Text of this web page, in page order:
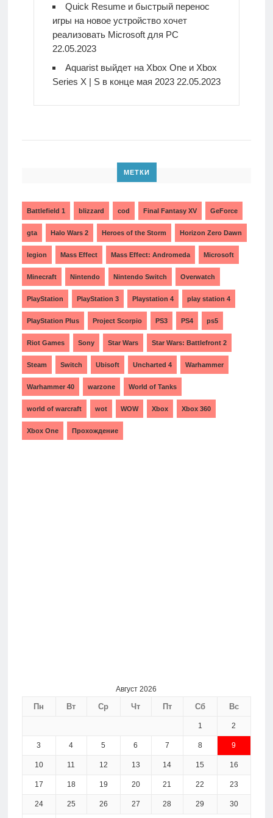
Quick Resume и быстрый перенос
игры на новое устройство хочет
реализовать Microsoft для PC
22.05.2023
Aquarist выйдет на Xbox One и Xbox
Series X | S в конце мая 2023 22.05.2023
МЕТКИ
Battlefield 1 blizzard cod Final Fantasy XV GeForce
gta Halo Wars 2 Heroes of the Storm Horizon Zero Dawn
legion Mass Effect Mass Effect: Andromeda Microsoft
Minecraft Nintendo Nintendo Switch Overwatch
PlayStation PlayStation 3 Playstation 4 play station 4
PlayStation Plus Project Scorpio PS3 PS4 ps5
Riot Games Sony Star Wars Star Wars: Battlefront 2
Steam Switch Ubisoft Uncharted 4 Warhammer
Warhammer 40 warzone World of Tanks
world of warcraft wot WOW Xbox Xbox 360
Xbox One Прохождение
Август 2026
Пн Вт Ср Чт Пт Сб Вс
1 2
3 4 5 6 7 8 9
10 11 12 13 14 15 16
17 18 19 20 21 22 23
24 25 26 27 28 29 30